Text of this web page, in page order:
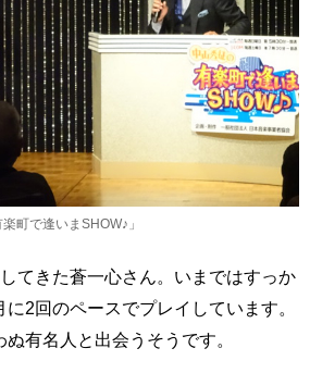
町で逢いまSHOW♪」
てきた蒼一心さん。いまではすっか
2回のペースでプレイしています。
有名人と出会うそうです。